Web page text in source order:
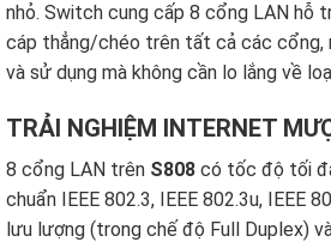
nhỏ. Switch cung cấp 8 cổng LAN hỗ
cáp thẳng/chéo trên tất cả các cổng,
và sử dụng mà không cần lo lắng về
TRẢI NGHIỆM INTERNET
8 cổng LAN trên S808 có tốc độ tối
chuẩn IEEE 802.3, IEEE 802.3u, IEEE
lưu lượng (trong chế độ Full Duplex)